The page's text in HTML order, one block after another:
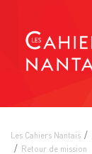
Les Cahiers Nantais
Retour de mission